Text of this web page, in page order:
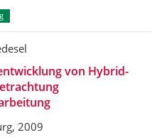
von Hybrid-
2009